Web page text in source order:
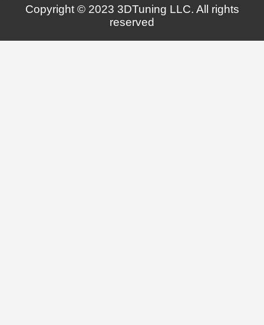
Copyright © 2023 3DTuning LLC. All rights
reserved